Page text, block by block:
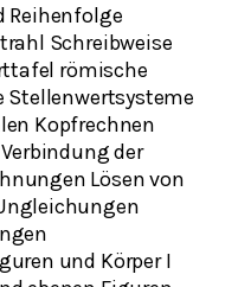
Reihenfolge
Schreibweise
römische
Stellenwertsysteme
Kopfrechnen
der
Lösen von
und Körper I